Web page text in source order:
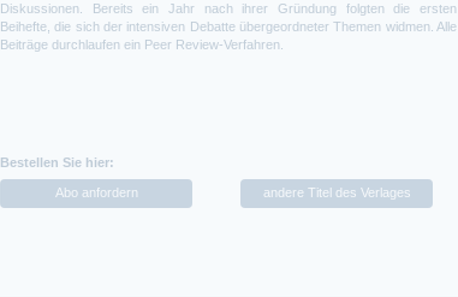
Diskussionen. Bereits ein Jahr nach ihrer Gründung folgten die ersten
Beihefte, die sich der intensiven Debatte übergeordneter Themen widmen. Alle
Beiträge durchlaufen ein Peer Review-Verfahren.
Bestellen Sie hier:
Abo anfordern andere Titel des Verlages